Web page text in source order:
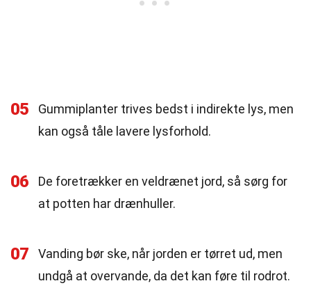
05
Gummiplanter trives bedst i indirekte lys, men
kan også tåle lavere lysforhold.
06
De foretrækker en veldrænet jord, så sørg for
at potten har drænhuller.
07
Vanding bør ske, når jorden er tørret ud, men
undgå at overvande, da det kan føre til rodrot.